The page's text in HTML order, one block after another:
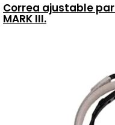
Correa ajustable
MARK III.